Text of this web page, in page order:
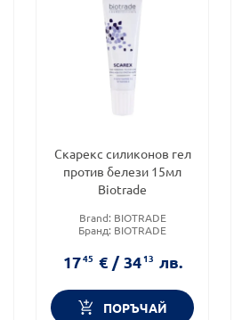
Скарекс силиконов гел
против белези 15мл
Biotrade
Brand: BIOTRADE
Бранд: BIOTRADE
1745 € / 3413 лв.
ПОРЪЧАЙ